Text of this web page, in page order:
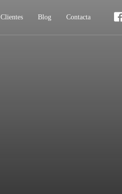
Clientes Blog Contacta